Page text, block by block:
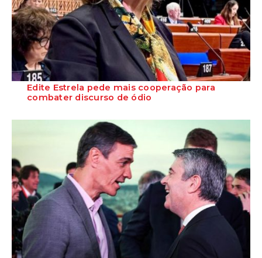
Edite Estrela pede mais cooperação para
combater discurso de ódio
cooperação mais forte entre os Estad...